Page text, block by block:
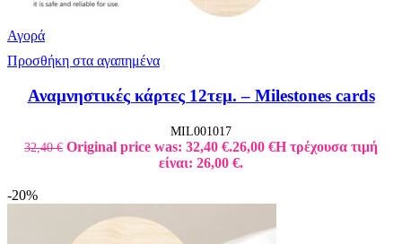
Αγορά
Προσθήκη στα αγαπημένα
Αναμνηστικές κάρτες 12τεμ. – Milestones cards
MIL001017
32,40€ Original price was: 32,40 €.26,00 €Η τρέχουσα τιμή
είναι: 26,00 €.
-20%